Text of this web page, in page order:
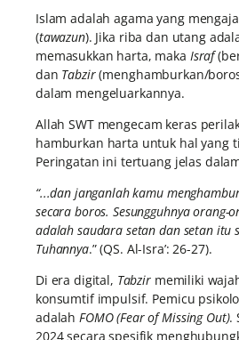
Islam adalah agama yang
(tawazun). Jika riba dan utang
memasukkan harta, maka Israf
dan Tabzir(menghamburkan/
dalam mengeluarkannya.
Allah SWT mengecam keras
hamburkan harta untuk hal yang
Peringatan ini tertuang jelas
“...dan janganlah kamu
secara boros. Sesungguhnya orang-
adalah saudara setan dan setan itu
Tuhannya.” (QS. Al-Isra’: 26-27).
Di era digital, Tabzirmemiliki
konsumtif impulsif. Pemicu
adalahFOMO (Fear of Missing Out).
2024 secara spesifik